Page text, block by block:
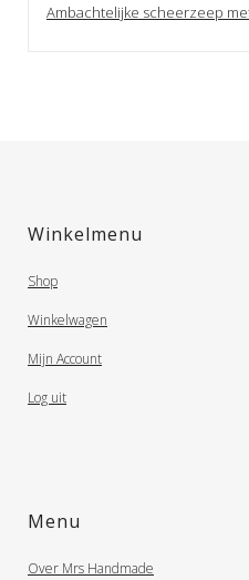
Ambachtelijke scheerzeep
Winkelmenu
Shop
Winkelwagen
Mijn Account
Log uit
Menu
Over Mrs Handmade